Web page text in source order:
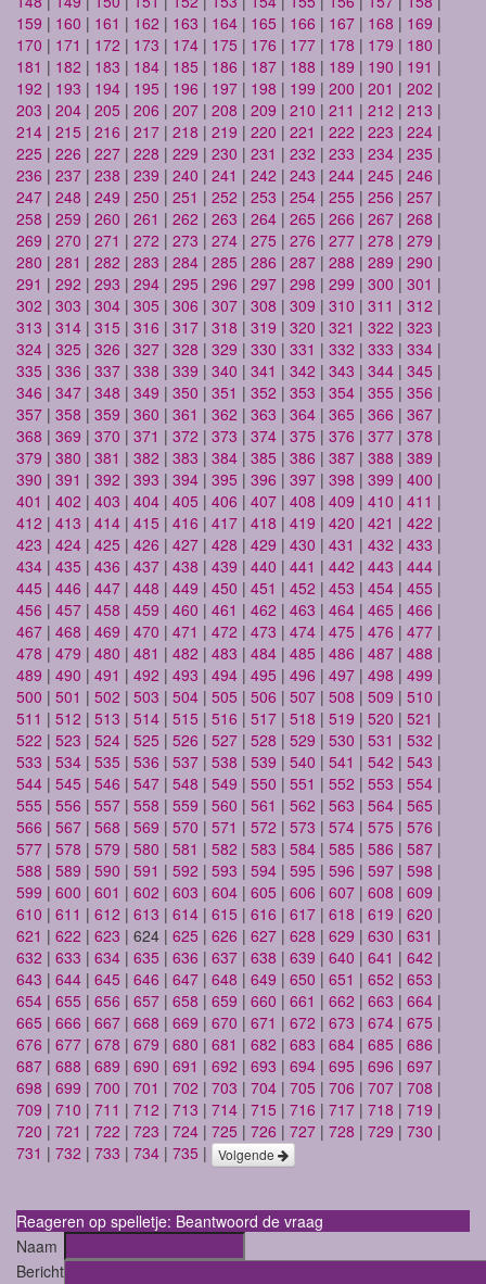
159 | 160 | 161 | 162 | 163 | 164 | 165 | 166 | 167 | 168 | 169 |
170 | 171 | 172 | 173 | 174 | 175 | 176 | 177 | 178 | 179 | 180 |
181 | 182 | 183 | 184 | 185 | 186 | 187 | 188 | 189 | 190 | 191 |
192 | 193 | 194 | 195 | 196 | 197 | 198 | 199 | 200 | 201 | 202 |
203 | 204 | 205 | 206 | 207 | 208 | 209 | 210 | 211 | 212 | 213 |
214 | 215 | 216 | 217 | 218 | 219 | 220 | 221 | 222 | 223 | 224 |
225 | 226 | 227 | 228 | 229 | 230 | 231 | 232 | 233 | 234 | 235 |
236 | 237 | 238 | 239 | 240 | 241 | 242 | 243 | 244 | 245 | 246 |
247 | 248 | 249 | 250 | 251 | 252 | 253 | 254 | 255 | 256 | 257 |
258 | 259 | 260 | 261 | 262 | 263 | 264 | 265 | 266 | 267 | 268 |
269 | 270 | 271 | 272 | 273 | 274 | 275 | 276 | 277 | 278 | 279 |
280 | 281 | 282 | 283 | 284 | 285 | 286 | 287 | 288 | 289 | 290 |
291 | 292 | 293 | 294 | 295 | 296 | 297 | 298 | 299 | 300 | 301 |
302 | 303 | 304 | 305 | 306 | 307 | 308 | 309 | 310 | 311 | 312 |
313 | 314 | 315 | 316 | 317 | 318 | 319 | 320 | 321 | 322 | 323 |
324 | 325 | 326 | 327 | 328 | 329 | 330 | 331 | 332 | 333 | 334 |
335 | 336 | 337 | 338 | 339 | 340 | 341 | 342 | 343 | 344 | 345 |
346 | 347 | 348 | 349 | 350 | 351 | 352 | 353 | 354 | 355 | 356 |
357 | 358 | 359 | 360 | 361 | 362 | 363 | 364 | 365 | 366 | 367 |
368 | 369 | 370 | 371 | 372 | 373 | 374 | 375 | 376 | 377 | 378 |
379 | 380 | 381 | 382 | 383 | 384 | 385 | 386 | 387 | 388 | 389 |
390 | 391 | 392 | 393 | 394 | 395 | 396 | 397 | 398 | 399 | 400 |
401 | 402 | 403 | 404 | 405 | 406 | 407 | 408 | 409 | 410 | 411 |
412 | 413 | 414 | 415 | 416 | 417 | 418 | 419 | 420 | 421 | 422 |
423 | 424 | 425 | 426 | 427 | 428 | 429 | 430 | 431 | 432 | 433 |
434 | 435 | 436 | 437 | 438 | 439 | 440 | 441 | 442 | 443 | 444 |
445 | 446 | 447 | 448 | 449 | 450 | 451 | 452 | 453 | 454 | 455 |
456 | 457 | 458 | 459 | 460 | 461 | 462 | 463 | 464 | 465 | 466 |
467 | 468 | 469 | 470 | 471 | 472 | 473 | 474 | 475 | 476 | 477 |
478 | 479 | 480 | 481 | 482 | 483 | 484 | 485 | 486 | 487 | 488 |
489 | 490 | 491 | 492 | 493 | 494 | 495 | 496 | 497 | 498 | 499 |
500 | 501 | 502 | 503 | 504 | 505 | 506 | 507 | 508 | 509 | 510 |
511 | 512 | 513 | 514 | 515 | 516 | 517 | 518 | 519 | 520 | 521 |
522 | 523 | 524 | 525 | 526 | 527 | 528 | 529 | 530 | 531 | 532 |
533 | 534 | 535 | 536 | 537 | 538 | 539 | 540 | 541 | 542 | 543 |
544 | 545 | 546 | 547 | 548 | 549 | 550 | 551 | 552 | 553 | 554 |
555 | 556 | 557 | 558 | 559 | 560 | 561 | 562 | 563 | 564 | 565 |
566 | 567 | 568 | 569 | 570 | 571 | 572 | 573 | 574 | 575 | 576 |
577 | 578 | 579 | 580 | 581 | 582 | 583 | 584 | 585 | 586 | 587 |
588 | 589 | 590 | 591 | 592 | 593 | 594 | 595 | 596 | 597 | 598 |
599 | 600 | 601 | 602 | 603 | 604 | 605 | 606 | 607 | 608 | 609 |
610 | 611 | 612 | 613 | 614 | 615 | 616 | 617 | 618 | 619 | 620 |
621 | 622 | 623 | 624 | 625 | 626 | 627 | 628 | 629 | 630 | 631 |
632 | 633 | 634 | 635 | 636 | 637 | 638 | 639 | 640 | 641 | 642 |
643 | 644 | 645 | 646 | 647 | 648 | 649 | 650 | 651 | 652 | 653 |
654 | 655 | 656 | 657 | 658 | 659 | 660 | 661 | 662 | 663 | 664 |
665 | 666 | 667 | 668 | 669 | 670 | 671 | 672 | 673 | 674 | 675 |
676 | 677 | 678 | 679 | 680 | 681 | 682 | 683 | 684 | 685 | 686 |
687 | 688 | 689 | 690 | 691 | 692 | 693 | 694 | 695 | 696 | 697 |
698 | 699 | 700 | 701 | 702 | 703 | 704 | 705 | 706 | 707 | 708 |
709 | 710 | 711 | 712 | 713 | 714 | 715 | 716 | 717 | 718 | 719 |
720 | 721 | 722 | 723 | 724 | 725 | 726 | 727 | 728 | 729 | 730 |
731 | 732 | 733 | 734 | 735 | Volgende
Reageren op spelletje: Beantwoord de vraag
Naam
Bericht